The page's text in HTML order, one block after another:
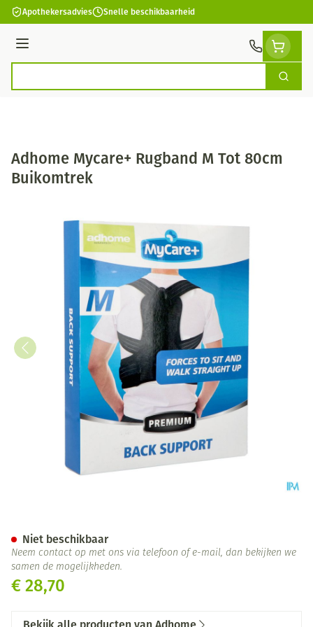
Ga naar de inhoud
Apothekersadvies Snelle beschikbaarheid
Menu
Zoek
Adhome Mycare+ Rugband M Tot 80cm
Buikomtrek
€ 28,70
Niet beschikbaar
Neem contact op met ons via telefoon of e-mail, dan bekijken we
samen de mogelijkheden.